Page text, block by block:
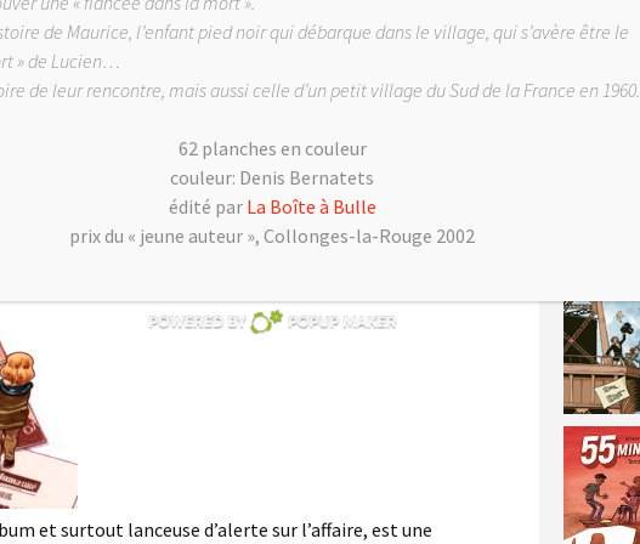
Leonard, Mediator,revue de presse BD ,Ceka,Eric
François
« , bénéficie d’une presse de folie!!
et surtout lanceuse d’alerte sur l’affaire, est une
de Maurice, l’enfant pied noir qui débarque dans le village, qui s’avère être le
» de Lucien…
de leur rencontre, mais aussi celle d’un petit village du Sud de la France en 1960.
62 planches en couleur
couleur: Denis Bernatets
édité par La Boîte à Bulle
prix du « jeune auteur », Collonges-la-Rouge 2002